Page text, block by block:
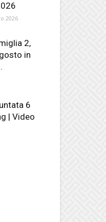
2026
2,
in
6
| Video